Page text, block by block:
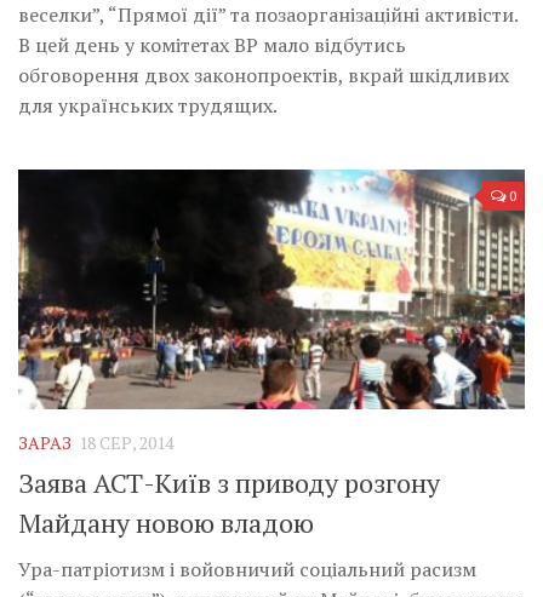
веселки”, “Прямої дії” та позаорганізаційні активісти.
В цей день у комітетах ВР мало відбутись
обговорення двох законопроектів, вкрай шкідливих
для українських трудящих.
0
ЗАРАЗ 18 СЕР, 2014
Заява АСТ-Київ з приводу розгону
Майдану новою владою
Ура-патріотизм і войовничий соціальний расизм